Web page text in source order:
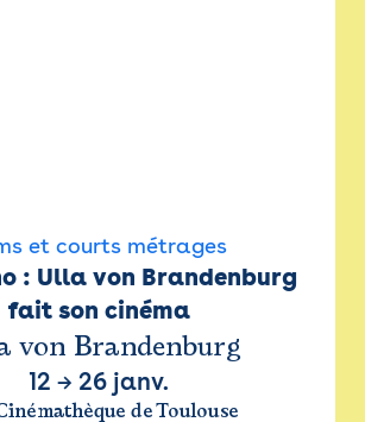
et courts métrages
: Ulla von Brandenburg
fait son cinéma
von Brandenburg
12 → 26 janv.
de Toulouse